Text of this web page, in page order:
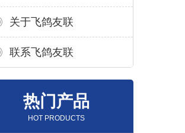
关于飞鸽友联
联系飞鸽友联
热门产品
HOT PRODUCTS